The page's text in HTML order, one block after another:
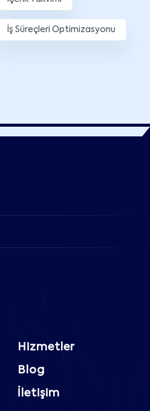
İş Süreçleri Optimizasyonu
Hizmetler
Blog
İletişim